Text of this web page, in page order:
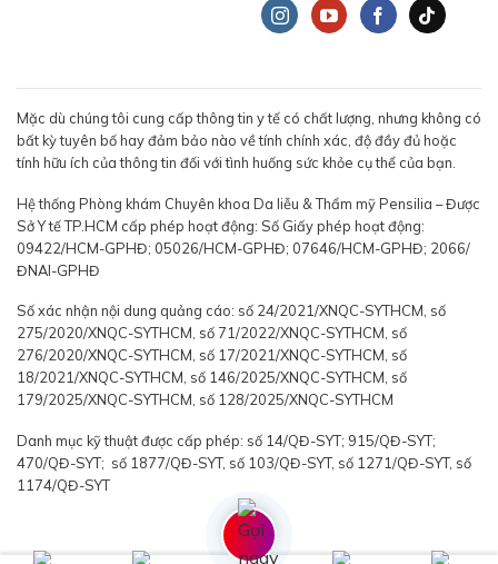
Mặc dù chúng tôi cung cấp thông tin y tế có chất lượng, nhưng không có
bất kỳ tuyên bố hay đảm bảo nào về tính chính xác, độ đầy đủ hoặc
tính hữu ích của thông tin đối với tình huống sức khỏe cụ thể của bạn.
Hệ thống Phòng khám Chuyên khoa Da liễu & Thẩm mỹ Pensilia – Được
Sở Y tế TP.HCM cấp phép hoạt động: Số Giấy phép hoạt động:
09422/HCM-GPHĐ; 05026/HCM-GPHĐ; 07646/HCM-GPHĐ; 2066/
ĐNAI-GPHĐ
Số xác nhận nội dung quảng cáo: số 24/2021/XNQC-SYTHCM, số
275/2020/XNQC-SYTHCM, số 71/2022/XNQC-SYTHCM, số
276/2020/XNQC-SYTHCM, số 17/2021/XNQC-SYTHCM, số
18/2021/XNQC-SYTHCM, số 146/2025/XNQC-SYTHCM, số
179/2025/XNQC-SYTHCM, số 128/2025/XNQC-SYTHCM
Danh mục kỹ thuật được cấp phép: số 14/QĐ-SYT; 915/QĐ-SYT;
470/QĐ-SYT; số 1877/QĐ-SYT, số 103/QĐ-SYT, số 1271/QĐ-SYT, số
1174/QĐ-SYT